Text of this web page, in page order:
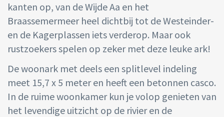
kanten op, van de Wijde Aa en het
Braassemermeer heel dichtbij tot de Westeinder-
en de Kagerplassen iets verderop. Maar ook
rustzoekers spelen op zeker met deze leuke ark!
De woonark met deels een splitlevel indeling
meet 15,7 x 5 meter en heeft een betonnen casco.
In de ruime woonkamer kun je volop genieten van
het levendige uitzicht op de rivier en de